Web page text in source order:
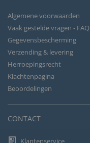
Algemene voorwaarden
Vaak gestelde vragen - FAQ
Gegevensbescherming
Verzending & levering
Herroepingsrecht
Klachtenpagina
Beoordelingen
CONTACT
Klantenservice